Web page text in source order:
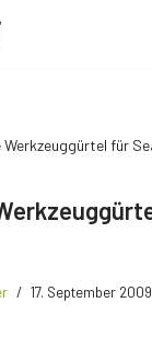
Werkzeuggürtel für
17. September 2009